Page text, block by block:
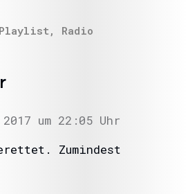
Playlist , Radio
um 22:05 Uhr
Zumindest